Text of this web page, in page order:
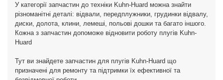
У категорії запчастин до техніки Kuhn-Huard можна знайти
різноманітні деталі: відвали, передплужники, грудинки відвалу,
диски, долота, клини, лемеші, польові дошки та багато іншого.
Кожна з запчастин допоможе відновити роботу плугів Kuhn-
Huard
Тут ви знайдете запчастин для плугів Kuhn-Huard що
призначені для ремонту та підтримки їх ефективної та